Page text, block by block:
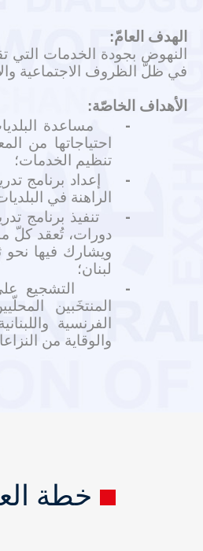
الهدف العامّ:
النهوض بجودة الخدمات التي
في ظلّ الظروف الاجتماعية
الأهداف الخاصّة:
-
مساعدة
احتياجاتها من
تنظيم الخدمات؛
-
إعداد برنامج
الراهنة في
-
تنفيذ برنامج
دورات، تُعقد كلّ
ويشارك فيها نحو
لبنان؛
-
التشجيع
المنتخَبين
الفرنسية
والوقاية من
خطة